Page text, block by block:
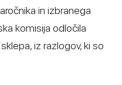
in izbranega
komisija odločila
iz razlogov, ki so